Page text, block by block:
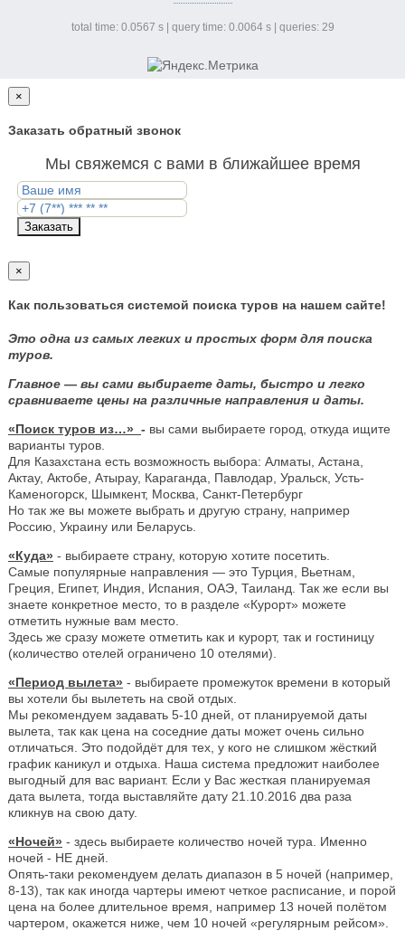
total time: 0.0567 s | query time: 0.0064 s | queries: 29
×
Заказать обратный звонок
Мы свяжемся с вами в ближайшее время
Заказать
×
Как пользоваться системой поиска туров на нашем сайте!
Это одна из самых легких и простых форм для поиска
туров.
Главное — вы сами выбираете даты, быстро и легко
сравниваете цены на различные направления и даты.
«Поиск туров из…» - вы сами выбираете город, откуда ищите
варианты туров.
Для Казахстана есть возможность выбора: Алматы, Астана,
Актау, Актобе, Атырау, Караганда, Павлодар, Уральск, Усть-
Каменогорск, Шымкент, Москва, Санкт-Петербург
Но так же вы можете выбрать и другую страну, например
Россию, Украину или Беларусь.
«Куда» - выбираете страну, которую хотите посетить.
Самые популярные направления — это Турция, Вьетнам,
Греция, Египет, Индия, Испания, ОАЭ, Таиланд. Так же если вы
знаете конкретное место, то в разделе «Курорт» можете
отметить нужные вам место.
Здесь же сразу можете отметить как и курорт, так и гостиницу
(количество отелей ограничено 10 отелями).
«Период вылета» - выбираете промежуток времени в который
вы хотели бы вылететь на свой отдых.
Мы рекомендуем задавать 5-10 дней, от планируемой даты
вылета, так как цена на соседние даты может очень сильно
отличаться. Это подойдёт для тех, у кого не слишком жёсткий
график каникул и отдыха. Наша система предложит наиболее
выгодный для вас вариант. Если у Вас жесткая планируемая
дата вылета, тогда выставляйте дату 21.10.2016 два раза
кликнув на свою дату.
«Ночей» - здесь выбираете количество ночей тура. Именно
ночей - НЕ дней.
Опять-таки рекомендуем делать диапазон в 5 ночей (например,
8-13), так как иногда чартеры имеют четкое расписание, и порой
цена на более длительное время, например 13 ночей полётом
чартером, окажется ниже, чем 10 ночей «регулярным рейсом».